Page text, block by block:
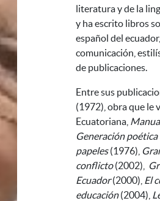
literatura y de la
y ha escrito libros
español del
comunicación,
de publicaciones.
Entre sus
(1972), obra que le
Ecuatoriana,
Generación
papeles(1976),
conflicto(2002),
Ecuador(2000), El
educación(2004),